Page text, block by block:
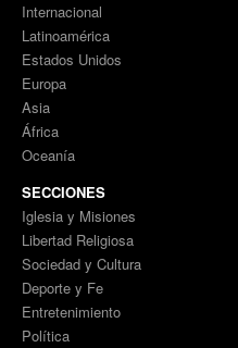
Internacional
Latinoamérica
Estados Unidos
Europa
Asia
África
Oceanía
SECCIONES
Iglesia y Misiones
Libertad Religiosa
Sociedad y Cultura
Deporte y Fe
Entretenimiento
Política